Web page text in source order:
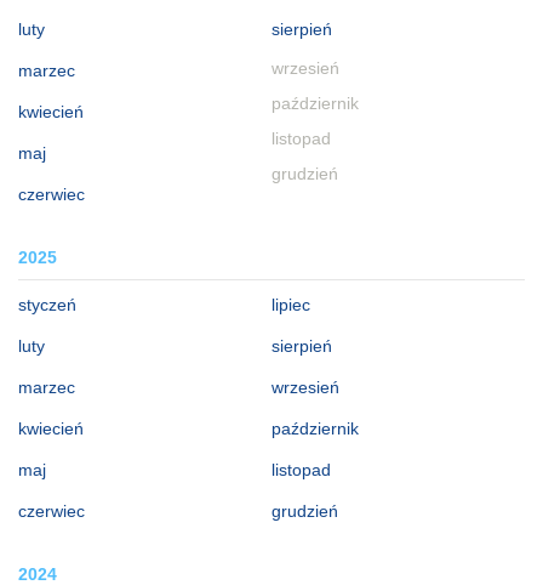
luty
marzec
kwiecień
maj
czerwiec
sierpień
wrzesień
październik
listopad
grudzień
2025
styczeń
luty
marzec
kwiecień
maj
czerwiec
lipiec
sierpień
wrzesień
październik
listopad
grudzień
2024